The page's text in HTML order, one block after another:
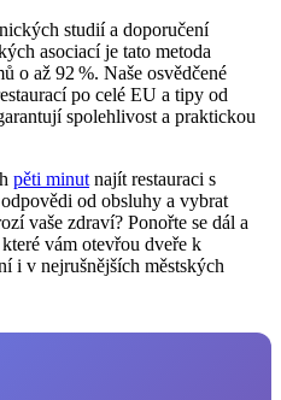
studií a doporučení
asociací je tato metoda
o až 92 %. Naše osvědčené
po celé EU a tipy od
spolehlivost a praktickou
pěti minut najít restauraci s
od obsluhy a vybrat
vaše zdraví? Ponořte se dál a
které vám otevřou dveře k
i v nejrušnějších městských